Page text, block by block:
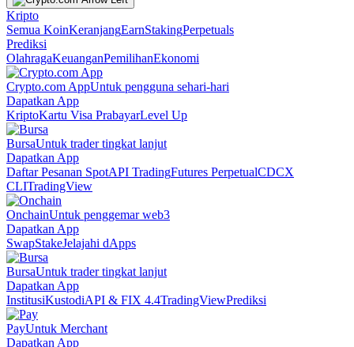
Kripto
Semua KoinKeranjangEarnStakingPerpetuals
Prediksi
OlahragaKeuanganPemilihanEkonomi
Crypto.com AppUntuk pengguna sehari-hari
Dapatkan App
KriptoKartu Visa PrabayarLevel Up
BursaUntuk trader tingkat lanjut
Dapatkan App
Daftar Pesanan SpotAPI TradingFutures PerpetualCDCX
CLITradingView
OnchainUntuk penggemar web3
Dapatkan App
SwapStakeJelajahi dApps
BursaUntuk trader tingkat lanjut
Dapatkan App
InstitusiKustodiAPI & FIX 4.4TradingViewPrediksi
PayUntuk Merchant
Dapatkan App